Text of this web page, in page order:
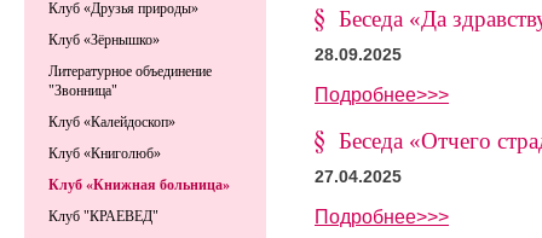
Беседа «Да
28.09.2025
Подробнее>>>
Беседа «Отчего
27.04.2025
Подробнее>>>
Клуб «Друзья природы»
Клуб «Зёрнышко»
Литературное объединение
"Звонница"
Клуб «Калейдоскоп»
Клуб «Книголюб»
Клуб «Книжная больница»
Клуб "КРАЕВЕД"